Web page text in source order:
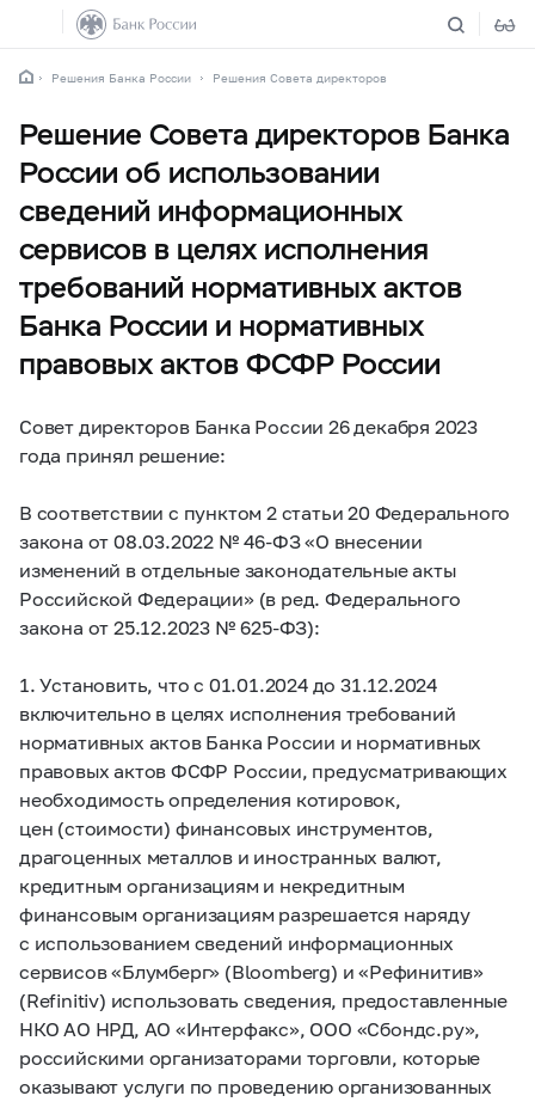
Решения Банка России Решения Совета директоров
Решение Совета директоров Банка
России об использовании
сведений информационных
сервисов в целях исполнения
требований нормативных актов
Банка России и нормативных
правовых актов ФСФР России
Совет директоров Банка России 26 декабря 2023
года принял решение:
В соответствии с пунктом 2 статьи 20 Федерального
закона от 08.03.2022 №46-ФЗ«О внесении
изменений в отдельные законодательные акты
Российской Федерации» (в ред. Федерального
закона от 25.12.2023 №625-ФЗ):
1. Установить, что с 01.01.2024 до 31.12.2024
включительно в целях исполнения требований
нормативных актов Банка России и нормативных
правовых актов ФСФР России, предусматривающих
необходимость определения котировок,
цен (стоимости) финансовых инструментов,
драгоценных металлов и иностранных валют,
кредитным организациям и некредитным
финансовым организациям разрешается наряду
с использованием сведений информационных
сервисов «Блумберг» (Bloomberg) и «Рефинитив»
(Refinitiv) использовать сведения, предоставленные
НКО АО НРД, АО «Интерфакс», ООО «Сбондс.ру»,
российскими организаторами торговли, которые
оказывают услуги по проведению организованных